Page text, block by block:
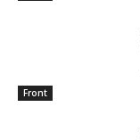
Front